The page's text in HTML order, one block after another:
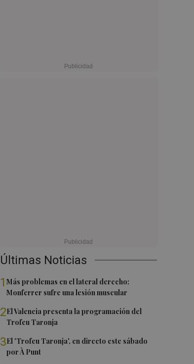
Últimas Noticias
1Más problemas en el lateral derecho:
Monferrer sufre una lesión muscular
2El Valencia presenta la programación del
Trofeu Taronja
3El 'Trofeu Taronja', en directo este sábado
por À Punt